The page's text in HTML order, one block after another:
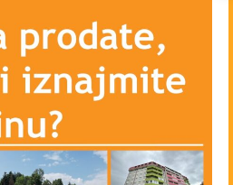
televizije i